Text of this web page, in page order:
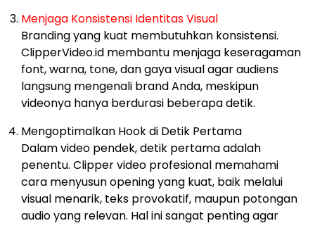
Menjaga Konsistensi Identitas Visual
Branding yang kuat membutuhkan konsistensi.
ClipperVideo.id membantu menjaga keseragaman
font, warna, tone, dan gaya visual agar audiens
langsung mengenali brand Anda, meskipun
videonya hanya berdurasi beberapa detik.
Mengoptimalkan Hook di Detik Pertama
Dalam video pendek, detik pertama adalah
penentu. Clipper video profesional memahami
cara menyusun opening yang kuat, baik melalui
visual menarik, teks provokatif, maupun potongan
audio yang relevan. Hal ini sangat penting agar